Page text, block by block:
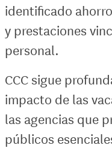
identificado
y prestaciones
personal.
CCC sigue
impacto de las
las agencias que
públicos